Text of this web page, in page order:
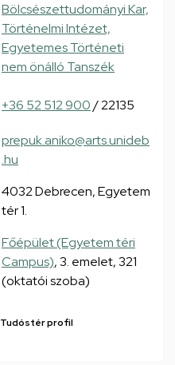
Bölcsészettudományi Kar,
Történelmi Intézet,
Egyetemes Történeti
nem önálló Tanszék
+36 52 512 900/ 22135
prepuk.aniko@arts.unideb
.hu
4032 Debrecen, Egyetem
tér 1.
Főépület (Egyetem téri
Campus), 3. emelet, 321
(oktatói szoba)
Tudóstér profil